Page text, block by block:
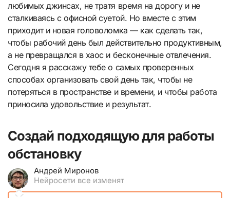
любимых джинсах, не тратя время на дорогу и не
сталкиваясь с офисной суетой. Но вместе с этим
приходит и новая головоломка — как сделать так,
чтобы рабочий день был действительно продуктивным,
а не превращался в хаос и бесконечные отвлечения.
Сегодня я расскажу тебе о самых проверенных
способах организовать свой день так, чтобы не
потеряться в пространстве и времени, и чтобы работа
приносила удовольствие и результат.
Создай подходящую для работы
обстановку
Андрей Миронов
Нейросети все изменят